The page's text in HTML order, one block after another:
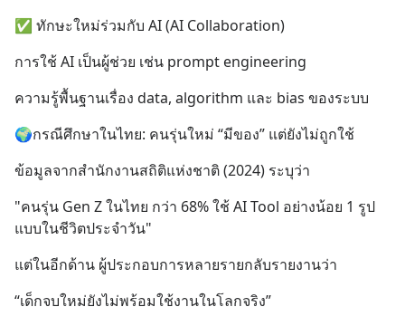
✅ ทักษะใหม่ร่วมกับ AI (AI Collaboration)
การใช้ AI เป็นผู้ช่วย เช่น prompt engineering
ความรู้พื้นฐานเรื่อง data, algorithm และ bias ของระบบ
🌍กรณีศึกษาในไทย: คนรุ่นใหม่ “มีของ” แต่ยังไม่ถูกใช้
ข้อมูลจากสำนักงานสถิติแห่งชาติ (2024) ระบุว่า
"คนรุ่น Gen Z ในไทย กว่า 68% ใช้ AI Tool อย่างน้อย 1 รูป
แบบในชีวิตประจำวัน"
แต่ในอีกด้าน ผู้ประกอบการหลายรายกลับรายงานว่า
“เด็กจบใหม่ยังไม่พร้อมใช้งานในโลกจริง”